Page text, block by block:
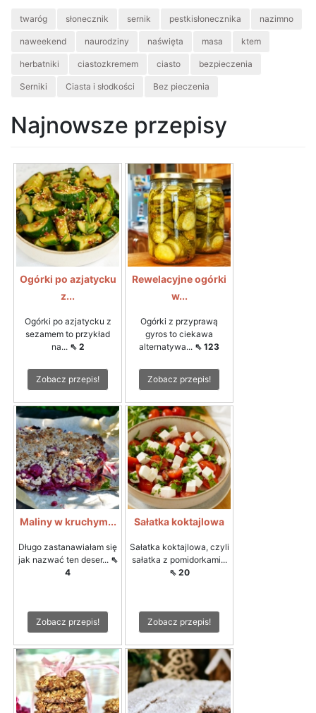
twaróg słonecznik sernik pestkisłonecznika nazimno
naweekend naurodziny naświęta masa ktem
herbatniki ciastozkremem ciasto bezpieczenia
Serniki Ciasta i słodkości Bez pieczenia
Najnowsze przepisy
Ogórki po azjatycku
z...
Ogórki po azjatycku z
sezamem to przykład
na... ⇖ 2
Zobacz przepis!
Rewelacyjne ogórki
w...
Ogórki z przyprawą
gyros to ciekawa
alternatywa... ⇖ 123
Zobacz przepis!
Maliny w kruchym...
Długo zastanawiałam się
jak nazwać ten deser... ⇖
4
Zobacz przepis!
Sałatka koktajlowa
Sałatka koktajlowa, czyli
sałatka z pomidorkami...
⇖ 20
Zobacz przepis!